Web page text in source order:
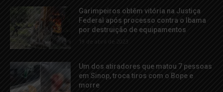
Garimpeiros obtêm vitória na Justiça
Federal após processo contra o Ibama
por destruição de equipamentos
19 de abril de 2023
Um dos atiradores que matou 7 pessoas
em Sinop, troca tiros com o Bope e
morre